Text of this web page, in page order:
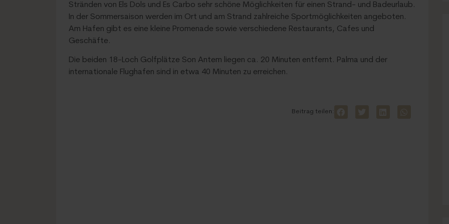
Stränden von Els Dols und Es Carbo sehr schöne Möglichkeiten für einen Strand- und Badeurlaub.
In der Sommersaison werden im Ort und am Strand zahlreiche Sportmöglichkeiten angeboten.
Am Hafen gibt es eine kleine Promenade sowie verschiedene Restaurants, Cafes und
Geschäfte.
Die beiden 18-Loch Golfplätze Son Antem liegen ca. 20 Minuten entfernt. Palma und der
internationale Flughafen sind in etwa 40 Minuten zu erreichen.
Beitrag teilen: